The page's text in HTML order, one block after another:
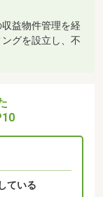
益物件管理を経
グを設立し、不
ている